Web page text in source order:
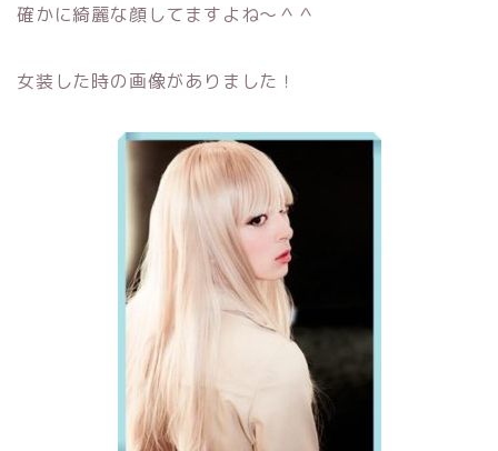
確かに綺麗な顔してますよね～＾＾
女装した時の画像がありました！